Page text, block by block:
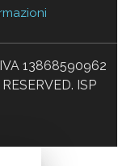
13868590962
ISP